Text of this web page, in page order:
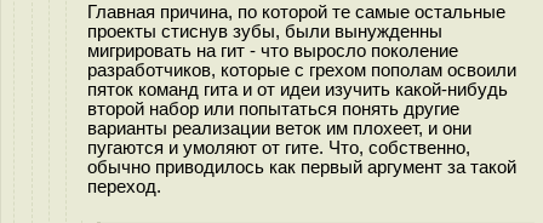
Главная причина, по которой те самые остальные
проекты стиснув зубы, были вынужденны
мигрировать на гит - что выросло поколение
разработчиков, которые с грехом пополам освоили
пяток команд гита и от идеи изучить какой-нибудь
второй набор или попытаться понять другие
варианты реализации веток им плохеет, и они
пугаются и умоляют от гите. Что, собственно,
обычно приводилось как первый аргумент за такой
переход.